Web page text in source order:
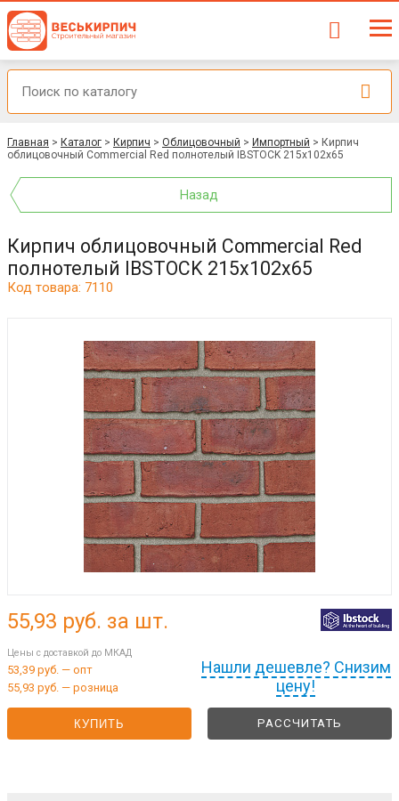
Главная > Каталог > Кирпич > Облицовочный > Импортный > Кирпич
облицовочный Commercial Red полнотелый IBSTOCK 215x102x65
Назад
Кирпич облицовочный Commercial Red
полнотелый IBSTOCK 215x102x65
Код товара: 7110
Нашли дешевле? Снизим
цену!
55,93 руб. за шт.
Цены с доставкой до МКАД
53,39 руб. — опт
55,93 руб. — розница
КУПИТЬ РАССЧИТАТЬ